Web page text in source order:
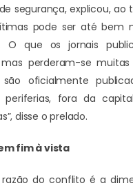
segurança, explicou, ao
pode ser até bem
O que os jornais
perderam-se
oficialmente
periferias, fora da
disse o prelado.
fim à vista
razão do conflito é a